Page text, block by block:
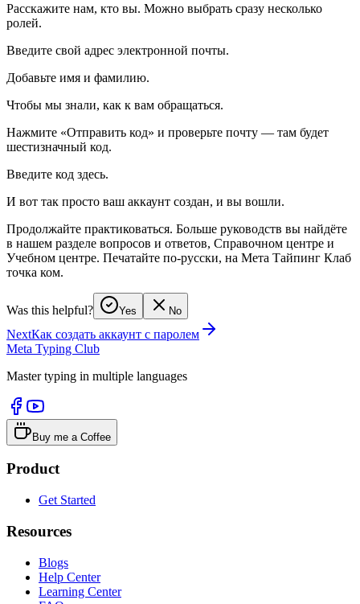
Расскажите нам, кто вы. Можно выбрать сразу несколько
ролей.
Введите свой адрес электронной почты.
Добавьте имя и фамилию.
Чтобы мы знали, как к вам обращаться.
Нажмите «Отправить код» и проверьте почту — там будет
шестизначный код.
Введите код здесь.
И вот так просто ваш аккаунт создан, и вы вошли.
Продолжайте практиковаться. Больше руководств вы найдёте
в нашем разделе вопросов и ответов, Справочном центре и
Учебном центре. Печатайте по-русски, на Мета Тайпинг Клаб
точка ком.
Was this helpful? Yes No
NextКак создать аккаунт с паролем
Meta Typing Club
Master typing in multiple languages
Buy me a Coffee
Product
Get Started
Resources
Blogs
Help Center
Learning Center